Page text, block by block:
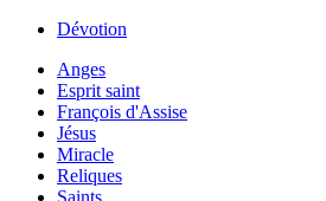
Dévotion
Anges
Esprit saint
François d'Assise
Jésus
Miracle
Reliques
Saints